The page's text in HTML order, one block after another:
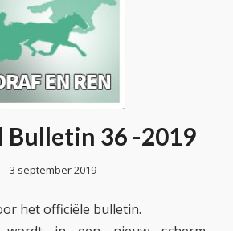
Bulletin 36 -2019
3 september 2019
het officiële bulletin.